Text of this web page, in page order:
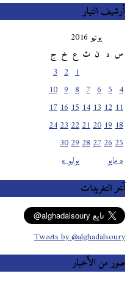
أرشيف التيار
يونيو 2016
س
ث خ ج
« مايو يوليو »
10
11
12
13
14
15
16
17
18
19
20
21
22
23
24
25
26
27
28
29
30
آخر التغريدات
Tweets by @alghadalsoury
صور من الأخبار